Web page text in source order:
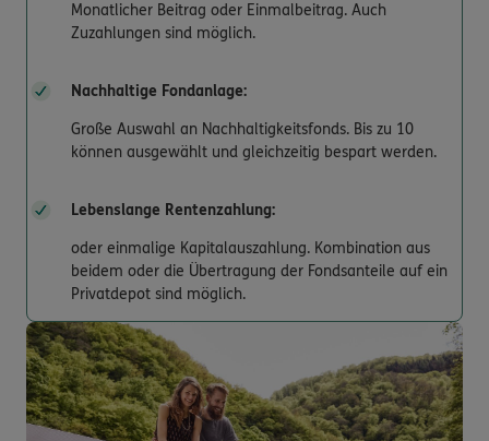
Monatlicher Beitrag oder Einmalbeitrag. Auch
Zuzahlungen sind möglich.
Nachhaltige Fondanlage:
Große Auswahl an Nachhaltigkeitsfonds. Bis zu 10
können ausgewählt und gleichzeitig bespart werden.
Lebenslange Rentenzahlung:
oder einmalige Kapitalauszahlung. Kombination aus
beidem oder die Übertragung der Fondsanteile auf ein
Privatdepot sind möglich.